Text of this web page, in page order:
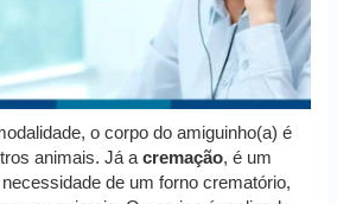
o corpo do amiguinho(a) é
animais. Já acremação, é um
de um forno crematório,